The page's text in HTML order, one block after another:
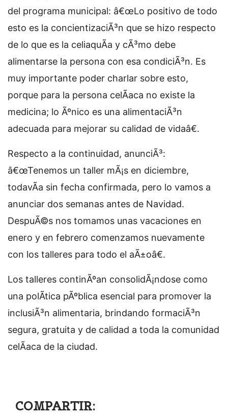
del programa municipal: â€œLo positivo de todo
esto es la concientizaciÃ³n que se hizo respecto
de lo que es la celiaquÃ­a y cÃ³mo debe
alimentarse la persona con esa condiciÃ³n. Es
muy importante poder charlar sobre esto,
porque para la persona celÃ­aca no existe la
medicina; lo Ãºnico es una alimentaciÃ³n
adecuada para mejorar su calidad de vidaâ€.
Respecto a la continuidad, anunciÃ³:
â€œTenemos un taller mÃ¡s en diciembre,
todavÃ­a sin fecha confirmada, pero lo vamos a
anunciar dos semanas antes de Navidad.
DespuÃ©s nos tomamos unas vacaciones en
enero y en febrero comenzamos nuevamente
con los talleres para todo el aÃ±oâ€.
Los talleres continÃºan consolidÃ¡ndose como
una polÃ­tica pÃºblica esencial para promover la
inclusiÃ³n alimentaria, brindando formaciÃ³n
segura, gratuita y de calidad a toda la comunidad
celÃ­aca de la ciudad.
COMPARTIR: